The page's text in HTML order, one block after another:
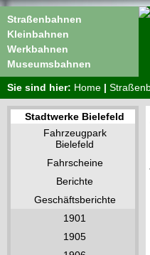
Straßenbahnen
Kleinbahnen
Werkbahnen
Museumsbahnen
Sie sind hier: Home |
Stadtwerke Bielefeld
Fahrzeugpark
Bielefeld
Fahrscheine
Berichte
Geschäftsberichte
1901
1905